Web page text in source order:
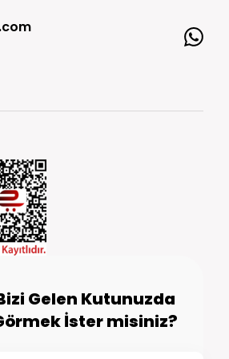
Gelen Kutunuzda
İster misiniz?